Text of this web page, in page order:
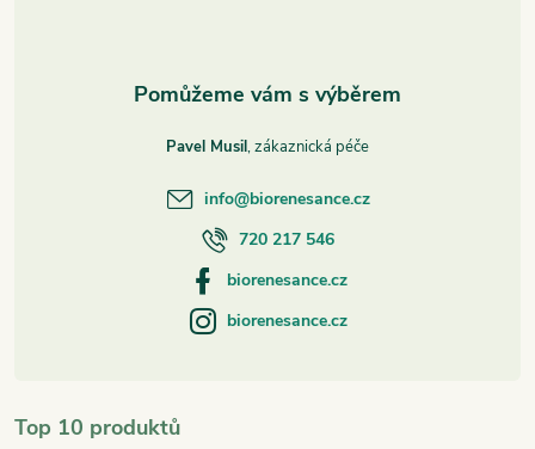
Top 10 produktů
Pavel Musil
info@biorenesance.cz
720 217 546
biorenesance.cz
biorenesance.cz